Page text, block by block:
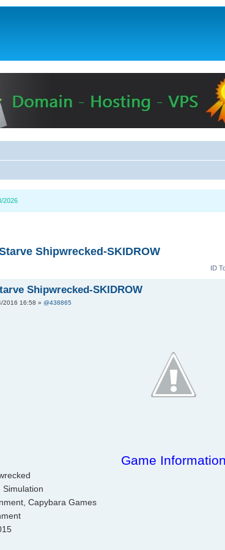
2026
Shipwrecked-SKIDROW
ID
Shipwrecked-SKIDROW
2016 16:58 »@438865
Game Information
Simulation
Capybara Games